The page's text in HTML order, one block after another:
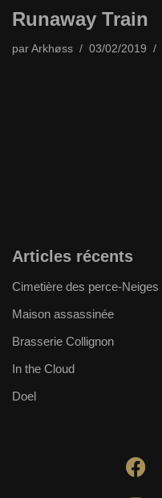
Runaway Train
par Arkhøss 03/02/2019
Articles récents
Cimetière des perce-Neiges
Maison assassinée
Brasserie Collignon
In the Cloud
Doel